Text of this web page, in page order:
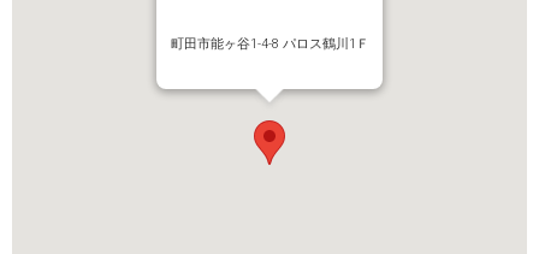
町田市能ヶ谷1-4-8 パロス鶴川1Ｆ